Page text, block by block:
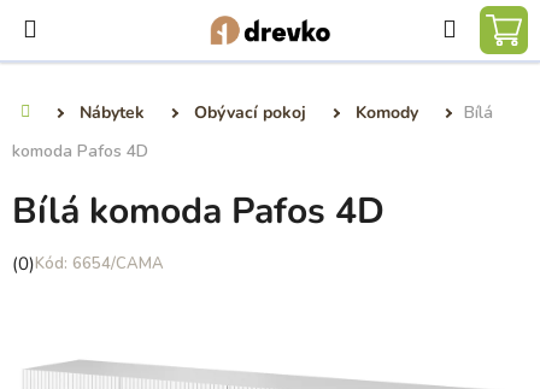
obsah
Hledat
Nábytek Obývací pokoj Komody
Bílá
komoda Pafos 4D
Bílá komoda Pafos 4D
Průměrné
(0) 6654/CAMA